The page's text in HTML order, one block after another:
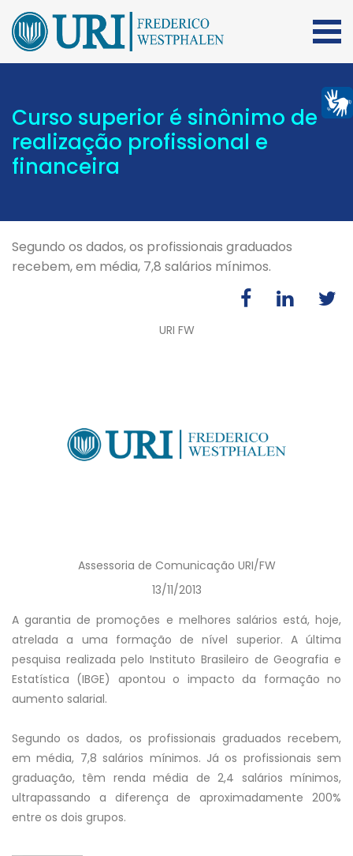
Curso superior é sinônimo de
realização profissional e
financeira
Segundo os dados, os profissionais graduados
recebem, em média, 7,8 salários mínimos.
URI FW
Assessoria de Comunicação URI/FW
13/11/2013
A garantia de promoções e melhores salários está, hoje,
atrelada a uma formação de nível superior. A última
pesquisa realizada pelo Instituto Brasileiro de Geografia e
Estatística (IBGE) apontou o impacto da formação no
aumento salarial.
Segundo os dados, os profissionais graduados recebem,
em média, 7,8 salários mínimos. Já os profissionais sem
graduação, têm renda média de 2,4 salários mínimos,
ultrapassando a diferença de aproximadamente 200%
entre os dois grupos.